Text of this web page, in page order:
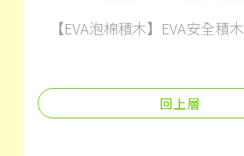
【EVA泡棉積木】EVA安全積木
回上層